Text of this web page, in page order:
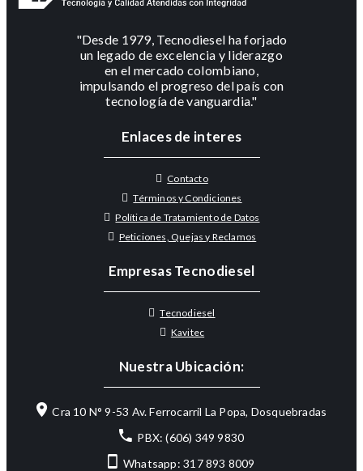
"Desde 1979, Tecnodiesel ha forjado
un legado de excelencia y liderazgo
en el mercado colombiano,
impulsando el progreso del país con
tecnología de vanguardia."
Enlaces de interes
Contacto
Términos y Condiciones
Política de Tratamiento de Datos
Peticiones, Quejas y Reclamos
Empresas Tecnodiesel
Tecnodiesel
Kavitec
Nuestra Ubicación:
Cra 10 N° 9-53 Av. Ferrocarril La Popa, Dosquebradas
PBX: (606) 349 9830
Whatsapp: 317 893 8009